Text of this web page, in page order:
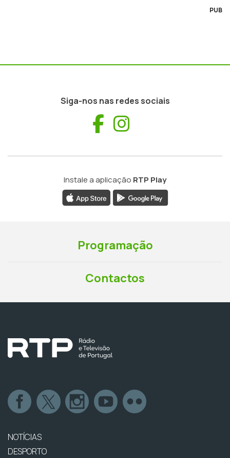
PUB
Siga-nos nas redes sociais
Facebook
Instale a aplicação RTP Play
Programação
Contactos
NOTÍCIAS
DESPORTO